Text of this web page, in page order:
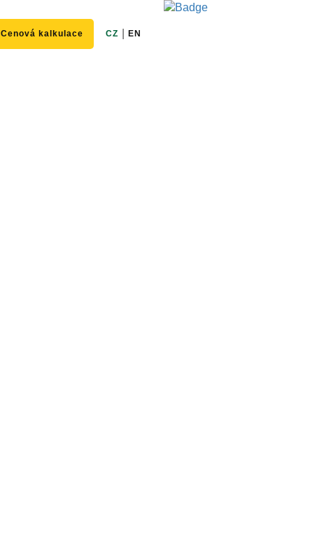
Cenová kalkulace CZ EN